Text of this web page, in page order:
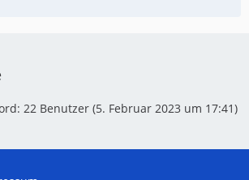
22 Benutzer (5. Februar 2023 um 17:41)